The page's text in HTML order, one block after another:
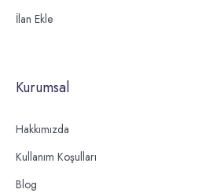
İlan Ekle
Kurumsal
Hakkımızda
Kullanım Koşulları
Blog